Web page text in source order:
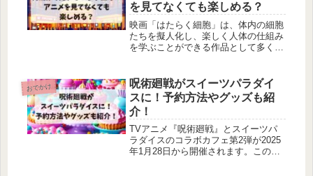
を見てなくても楽しめる？
映画「はたらく細胞」は、体内の細胞
たちを擬人化し、楽しく人体の仕組み
を学ぶことができる作品として多くの
歳から見せるべきなのか？」という悩
みを抱える方も多いでしょう。この記
事では、「はたらく細胞」の映画が何
歳から見れるのか、小学生でも楽しめ
るのか、アニメを見ていなくても理解
できるのかを詳しく解説します。
おでかけ
呪術廻戦がスイーツパラダイ
スに！予約方法やグッズも紹
介！
TVアニメ『呪術廻戦』とスイーツパ
ラダイスのコラボカフェ第2弾が2025
年1月28日から開催されます。このコ